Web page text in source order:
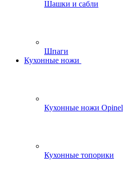
Шашки и сабли
Шпаги
Кухонные ножи
Кухонные ножи Opinel
Кухонные топорики